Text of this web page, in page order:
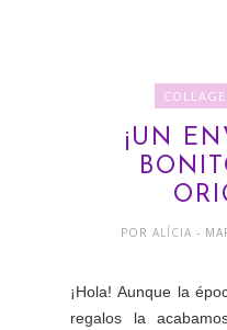
¡UN
POR ALÍCIA -
¡Hola! Aunque la
regalos la